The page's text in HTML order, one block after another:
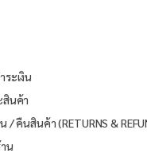
ะเงิน
สินค้า
/ คืนสินค้า (RETURNS &
น